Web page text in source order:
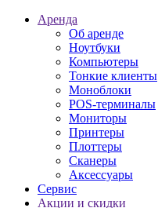
Аренда
Об аренде
Ноутбуки
Компьютеры
Тонкие клиенты
Моноблоки
POS-терминалы
Мониторы
Принтеры
Плоттеры
Сканеры
Аксессуары
Сервис
Акции и скидки